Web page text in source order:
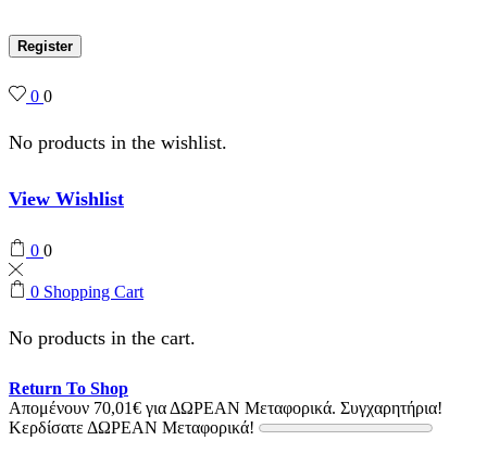
Register
0 0
No products in the wishlist.
View Wishlist
0 0
0 Shopping Cart
No products in the cart.
Return To Shop
Απομένουν 70,01€ για ΔΩΡΕΑΝ Μεταφορικά. Συγχαρητήρια!
Κερδίσατε ΔΩΡΕΑΝ Μεταφορικά!